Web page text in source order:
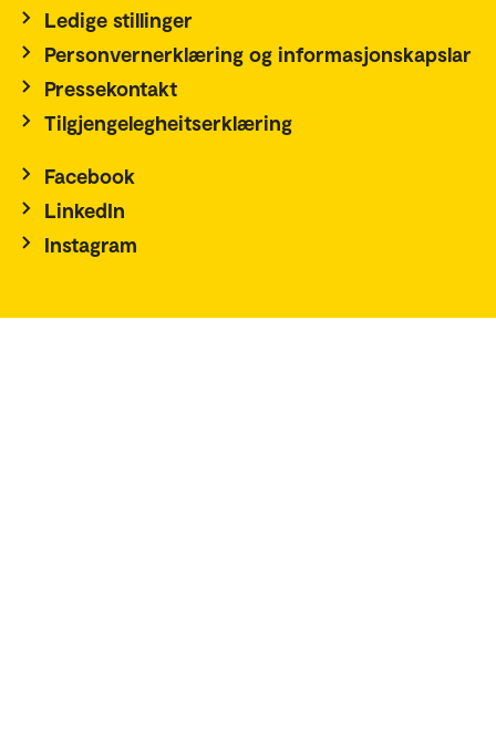
Ledige stillinger
Personvernerklæring og informasjonskapslar
Pressekontakt
Tilgjengelegheitserklæring
Facebook
LinkedIn
Instagram